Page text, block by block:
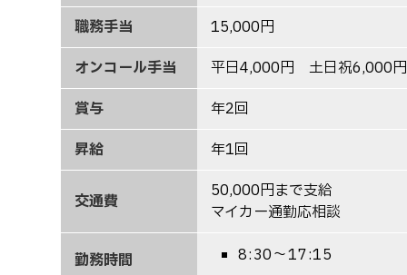
職務手当
15,000円
オンコール手当
平日4,000円 土日祝6,000円
賞与
年2回
昇給
年1回
交通費
50,000円まで支給
マイカー通勤応相談
勤務時間 8:30～17:15